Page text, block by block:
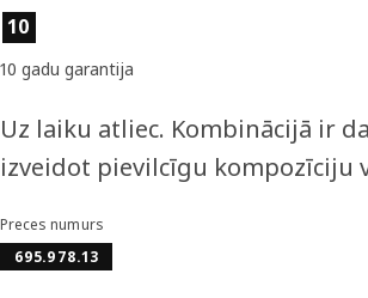
Preces īpašības
10
10 gadu garantija
Uz laiku atliec. Kombinācijā ir
izveidot pievilcīgu kompozīciju
Preces numurs
695.978.13